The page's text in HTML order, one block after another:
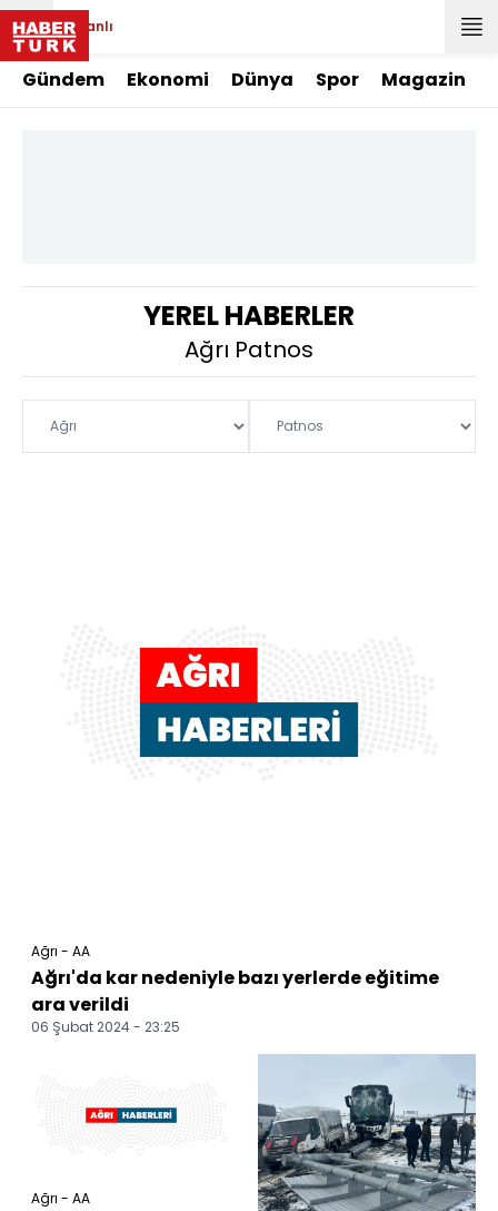
Canlı
Gündem Ekonomi Dünya Spor Magazin
YEREL HABERLER
Ağrı Patnos
Ağrı - AA
Ağrı'da kar nedeniyle bazı yerlerde eğitime
ara verildi
06 Şubat 2024 - 23:25
Ağrı - AA